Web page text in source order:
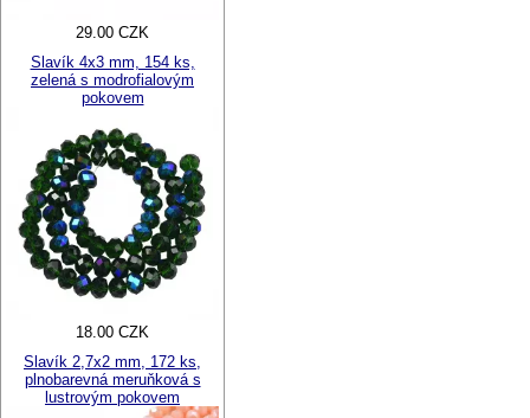
29.00 CZK
Slavík 4x3 mm, 154 ks,
zelená s modrofialovým
pokovem
18.00 CZK
Slavík 2,7x2 mm, 172 ks,
plnobarevná meruňková s
lustrovým pokovem